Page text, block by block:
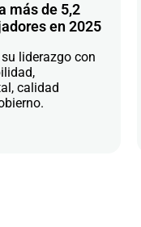
más de 5,2
en 2025
liderazgo con
calidad